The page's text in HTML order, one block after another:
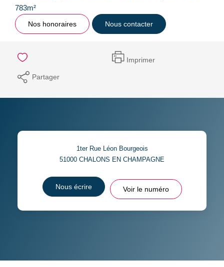
783m²
Nos honoraires Nous contacter
Imprimer
Partager
1ter Rue Léon Bourgeois
51000 CHALONS EN CHAMPAGNE
Nous écrire Voir le numéro